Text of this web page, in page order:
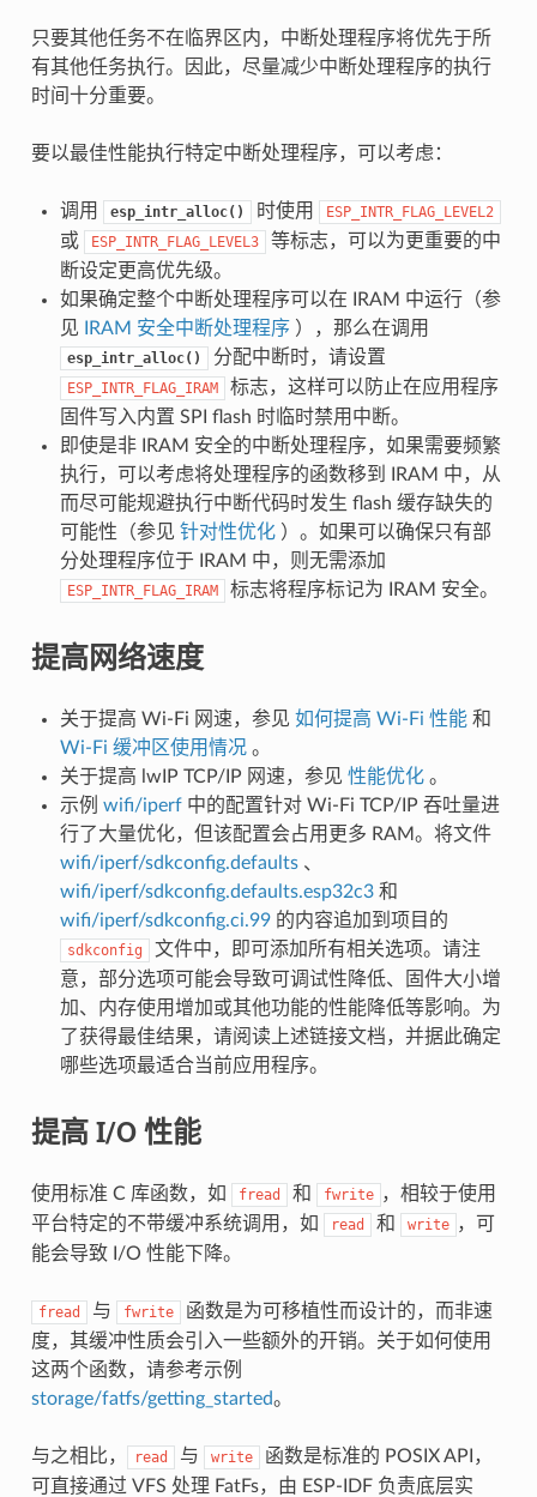
只要其他任务不在临界区内，中断处理程序将优先于所
有其他任务执行。因此，尽量减少中断处理程序的执行
时间十分重要。
要以最佳性能执行特定中断处理程序，可以考虑：
调用 esp_intr_alloc() 时使用 ESP_INTR_FLAG_LEVEL2
或 ESP_INTR_FLAG_LEVEL3
等标志，可以为更重要的中
断设定更高优先级。
如果确定整个中断处理程序可以在 IRAM 中运行（参
见
IRAM 安全中断处理程序 ），那么在调用
esp_intr_alloc() 分配中断时，请设置
ESP_INTR_FLAG_IRAM
标志，这样可以防止在应用程序
固件写入内置 SPI flash 时临时禁用中断。
即使是非 IRAM 安全的中断处理程序，如果需要频繁
执行，可以考虑将处理程序的函数移到 IRAM 中，从
而尽可能规避执行中断代码时发生 flash 缓存缺失的
可能性（参见 针对性优化）。如果可以确保只有部
分处理程序位于 IRAM 中，则无需添加
ESP_INTR_FLAG_IRAM 标志将程序标记为 IRAM 安全。
提高网络速度
关于提高 Wi-Fi 网速，参见 如何提高 Wi-Fi 性能和
Wi-Fi 缓冲区使用情况。
关于提高 lwIP TCP/IP 网速，参见 性能优化。
示例 wifi/iperf中的配置针对 Wi-Fi TCP/IP 吞吐量进
行了大量优化，但该配置会占用更多 RAM。将文件
wifi/iperf/sdkconfig.defaults、
wifi/iperf/sdkconfig.defaults.esp32c3和
wifi/iperf/sdkconfig.ci.99的内容追加到项目的
sdkconfig
文件中，即可添加所有相关选项。请注
意，部分选项可能会导致可调试性降低、固件大小增
加、内存使用增加或其他功能的性能降低等影响。为
了获得最佳结果，请阅读上述链接文档，并据此确定
哪些选项最适合当前应用程序。
提高 I/O 性能
使用标准 C 库函数，如 fread 和 fwrite ，相较于使用
平台特定的不带缓冲系统调用，如
read 和 write ，可
能会导致 I/O 性能下降。
fread 与 fwrite
函数是为可移植性而设计的，而非速
度，其缓冲性质会引入一些额外的开销。关于如何使用
这两个函数，请参考示例
storage/fatfs/getting_started。
与之相比， read 与 write
函数是标准的 POSIX API，
可直接通过 VFS 处理 FatFs，由 ESP-IDF 负责底层实